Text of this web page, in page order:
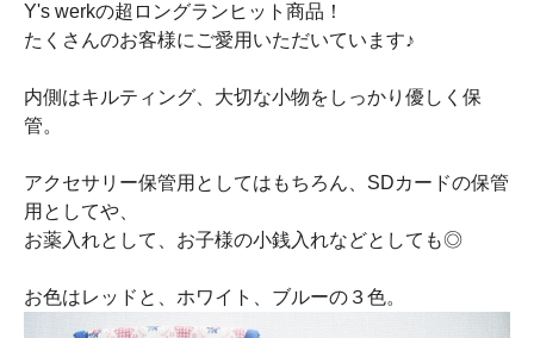
Y's werkの超ロングランヒット商品！
たくさんのお客様にご愛用いただいています♪
内側はキルティング、大切な小物をしっかり優しく保
管。
アクセサリー保管用としてはもちろん、SDカードの保管
用としてや、
お薬入れとして、お子様の小銭入れなどとしても◎
お色はレッドと、ホワイト、ブルーの３色。